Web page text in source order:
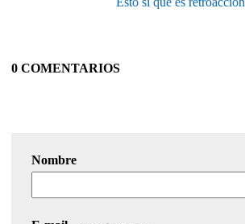
0 COMENTARIOS
Nombre